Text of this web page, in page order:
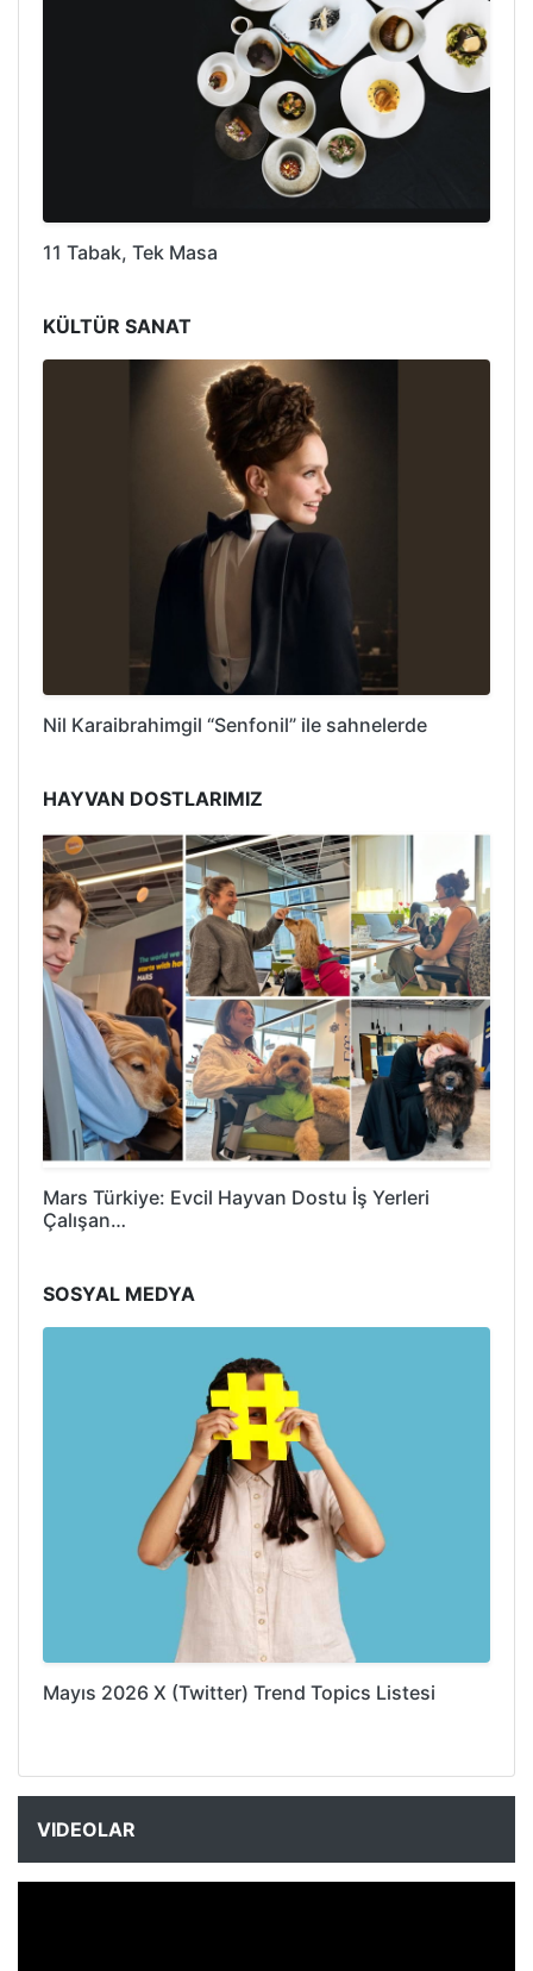
11 Tabak, Tek Masa
KÜLTÜR SANAT
Nil Karaibrahimgil “Senfonil” ile sahnelerde
HAYVAN DOSTLARIMIZ
Mars Türkiye: Evcil Hayvan Dostu İş Yerleri
Çalışan…
SOSYAL MEDYA
Mayıs 2026 X (Twitter) Trend Topics Listesi
VIDEOLAR